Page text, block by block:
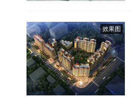
效果图